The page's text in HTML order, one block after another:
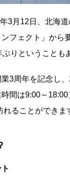
3月12日、北海
フェクト」か
りということも
3周年を記念し
間は9:00～
ることができま